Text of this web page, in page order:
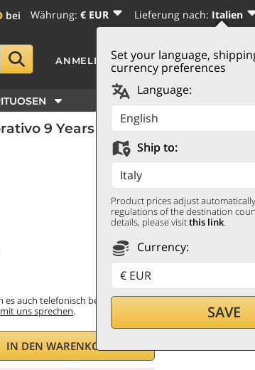
bei Währung: € EUR Lieferung nach: Italien
Set your language,
currency preferences
Language:
Ship to:
Product prices adjust
regulations of the destination
details, please visitthis link.
Currency:
SAVE
ANMELDEN | REGISTRIEREN
WEITERES
9 Years Old Centenario
es auch telefonisch bestellen,
uns sprechen.
IN DEN WARENKORB